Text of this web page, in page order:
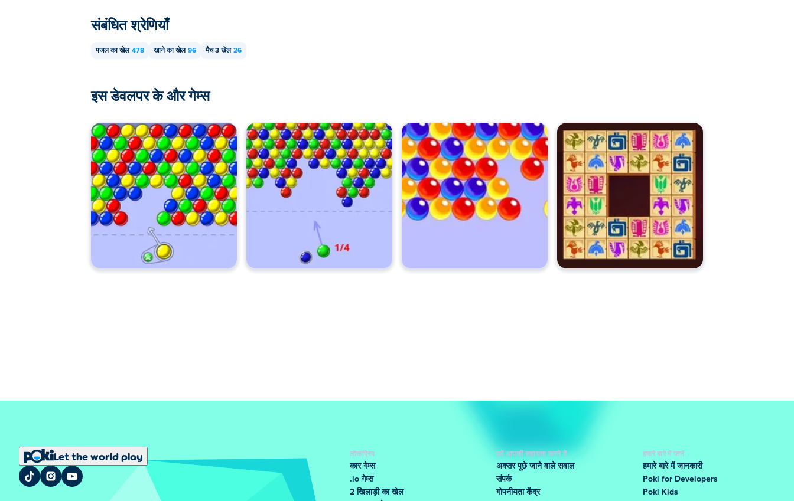
संबंधित श्रेणियाँ
पजल का खेल 478 खाने का खेल 96 मैच 3 खेल 26
इस डेवलपर के और गेम्स
Let the world play
लोकप्रिय
कार गेम्स
.io गेम्स
2 खिलाड़ी का खेल
हमें आपकी सहायता करने दें
अक्सर पूछे जाने वाले सवाल
संपर्क
गोपनीयता केंद्र
हमारे बारे में जानें
हमारे बारे में जानकारी
Poki for Developers
Poki Kids